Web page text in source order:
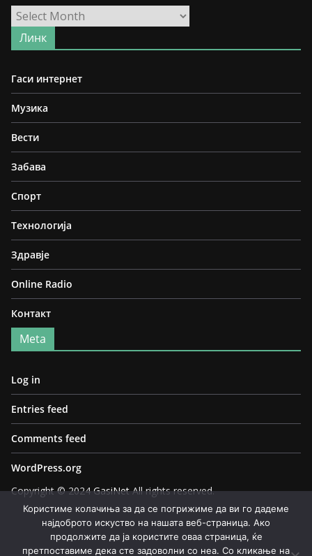
Архива
Линк
Гаси интернет
Музика
Вести
Забава
Спорт
Технологија
Здравје
Online Radio
Контакт
Meta
Log in
Entries feed
Comments feed
WordPress.org
Copyright © 2024GasiNetAll rights reserved.
Користиме колачиња за да се погрижиме да ви го дадеме
најдоброто искуство на нашата веб-страница. Ако
продолжите да ја користите оваа страница, ќе
претпоставиме дека сте задоволни со неа. Со кликање на